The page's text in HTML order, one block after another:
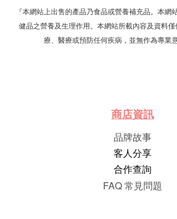
『本網站上出售的產品乃食品或營養補充品。本網
健品之營養及生理作用。本網站所載內容及資料
療、醫療或預防任何疾病，並無作為專業
商店資訊
品牌故事
客人分享
合作查詢
FAQ 常見問題